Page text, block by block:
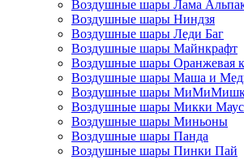
Воздушные шары Лама
Воздушные шары Ниндзя
Воздушные шары Леди Баг
Воздушные шары Майнкрафт
Воздушные шары Оранжевая
Воздушные шары Маша и
Воздушные шары
Воздушные шары Микки Маус
Воздушные шары Миньоны
Воздушные шары Панда
Воздушные шары Пинки Пай